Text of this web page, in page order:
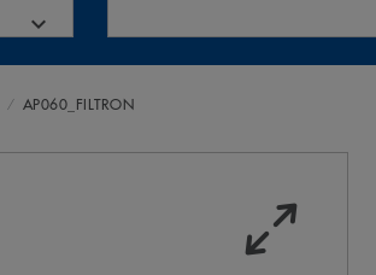
AP060_FILTRON